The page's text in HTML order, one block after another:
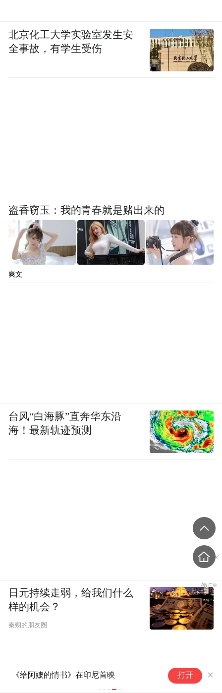
《给阿嬷的情书》在印尼首映 打开
北京化工大学实验室发生安
全事故，有学生受伤
盗香窃玉：我的青春就是赌出来的
爽文
台风“白海豚”直奔华东沿
海！最新轨迹预测
日元持续走弱，给我们什么
样的机会？
秦朔的朋友圈